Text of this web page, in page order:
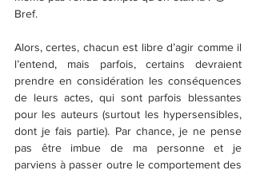
Bref.
Alors, certes, chacun est libre d’agir comme il
l’entend, mais parfois, certains devraient
prendre en considération les conséquences
de leurs actes, qui sont parfois blessantes
pour les auteurs (surtout les hypersensibles,
dont je fais partie). Par chance, je ne pense
pas être imbue de ma personne et je
parviens à passer outre le comportement des